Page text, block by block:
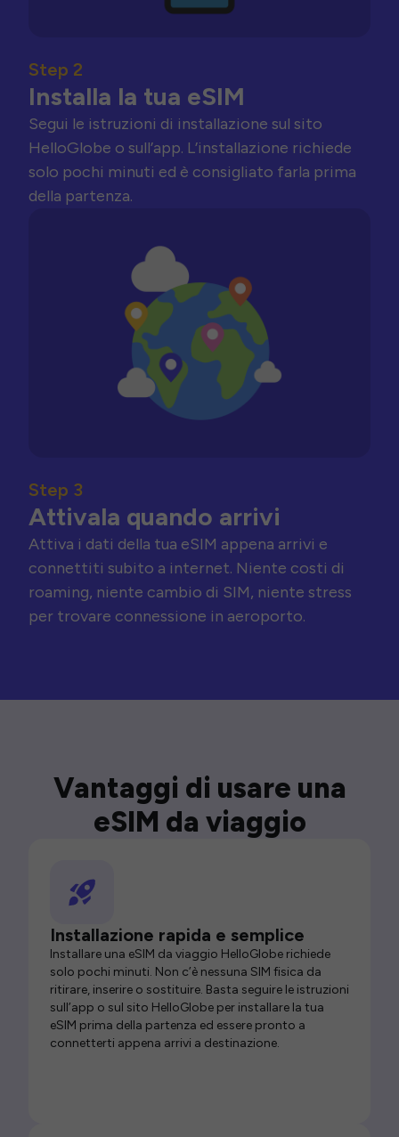
Step 2
Installa la tua eSIM
Segui le istruzioni di installazione sul sito
HelloGlobe o sull’app. L’installazione richiede
solo pochi minuti ed è consigliato farla prima
della partenza.
Step 3
Attivala quando arrivi
Attiva i dati della tua eSIM appena arrivi e
connettiti subito a internet. Niente costi di
roaming, niente cambio di SIM, niente stress
per trovare connessione in aeroporto.
Vantaggi di usare una
eSIM da viaggio
Installazione rapida e semplice
Installare una eSIM da viaggio HelloGlobe richiede
solo pochi minuti. Non c’è nessuna SIM fisica da
ritirare, inserire o sostituire. Basta seguire le istruzioni
sull’app o sul sito HelloGlobe per installare la tua
eSIM prima della partenza ed essere pronto a
connetterti appena arrivi a destinazione.